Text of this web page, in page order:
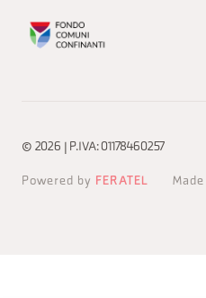
© 2026 | P.IVA: 01178460257
Powered by FERATEL